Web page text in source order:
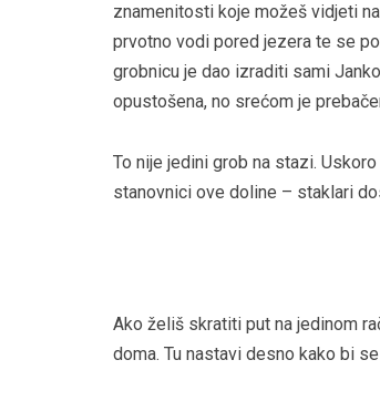
znamenitosti koje možeš vidjeti
prvotno vodi pored jezera te se
grobnicu je dao izraditi sami
opustošena, no srećom je
To nije jedini grob na stazi.
stanovnici ove doline – staklari
Ako želiš skratiti put na jedinom
doma. Tu nastavi desno kako bi